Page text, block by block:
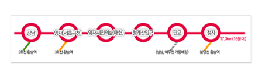
포
L
복
사
유
하
기
게
변
하
게
변
하